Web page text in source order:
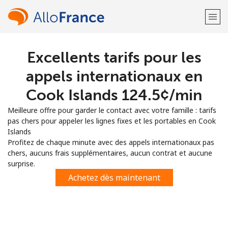
Bienvenue!
Vous avez déjà un compte?
S'enregistrer avec
ou
Excellents tarifs pour les
appels internationaux en
Cook Islands ⁦124.5¢⁩/min
Meilleure offre pour garder le contact avec votre famille : tarifs
pas chers pour appeler les lignes fixes et les portables en Cook
Islands
Profitez de chaque minute avec des appels internationaux pas
chers, aucuns frais supplémentaires, aucun contrat et aucune
surprise.
Achetez dès maintenant